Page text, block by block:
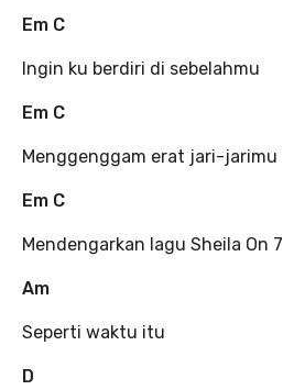
Em C
Ingin ku berdiri di sebelahmu
Em C
Menggenggam erat jari-jarimu
Em C
Mendengarkan lagu Sheila On 7
Am
Seperti waktu itu
D